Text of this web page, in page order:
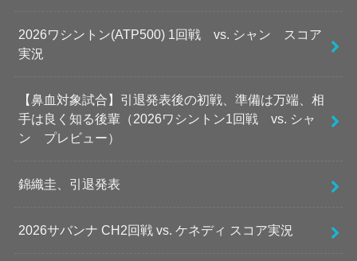
2026ワシントン(ATP500) 1回戦 vs. シャン スコア
実況
【鼻血対象試合】引退発表後の初戦、準備は万端、相
手は良く知る後輩（2026ワシントン1回戦 vs. シャ
ン プレビュー）
錦織圭、引退発表
2026サバンナ CH2回戦 vs. ケネディ スコア実況